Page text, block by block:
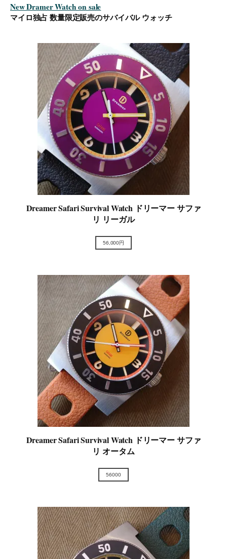
New Dramer Watch on sale
マイロ独占 数量限定販売のサバイバル ウォッチ
Dreamer Safari Survival Watch ドリーマー サファ
リ リーガル
56,000円
Dreamer Safari Survival Watch ドリーマー サファ
リ オータム
56000